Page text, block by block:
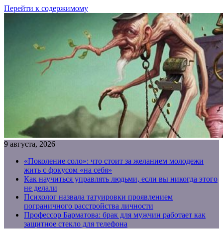
Перейти к содержимому
9 августа, 2026
«Поколение соло»: что стоит за желанием молодежи
жить с фокусом «на себя»
Как научиться управлять людьми, если вы никогда этого
не делали
Психолог назвала татуировки проявлением
пограничного расстройства личности
Профессор Барматова: брак для мужчин работает как
защитное стекло для телефона